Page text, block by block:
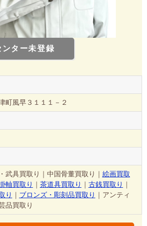
ター未登録
町風早３１１１－２
武具買取り｜中国骨董買取り｜ 絵画買取
軸買取り ｜ 茶道具買取り ｜ 古銭買取り ｜
り ｜ ブロンズ・彫刻品買取り ｜アンティ
品買取り